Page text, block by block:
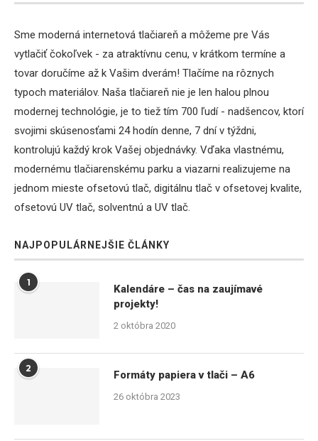
Sme moderná internetová tlačiareň a môžeme pre Vás
vytlačiť čokoľvek - za atraktívnu cenu, v krátkom termíne a
tovar doručíme až k Vašim dverám! Tlačíme na rôznych
typoch materiálov. Naša tlačiareň nie je len halou plnou
modernej technológie, je to tiež tím 700 ľudí - nadšencov, ktorí
svojimi skúsenosťami 24 hodín denne, 7 dní v týždni,
kontrolujú každý krok Vašej objednávky. Vďaka vlastnému,
modernému tlačiarenskému parku a viazarni realizujeme na
jednom mieste ofsetovú tlač, digitálnu tlač v ofsetovej kvalite,
ofsetovú UV tlač, solventnú a UV tlač.
NAJPOPULÁRNEJŠIE ČLÁNKY
1
Kalendáre – čas na zaujímavé
projekty!
2 októbra 2020
2
Formáty papiera v tlači – A6
26 októbra 2023